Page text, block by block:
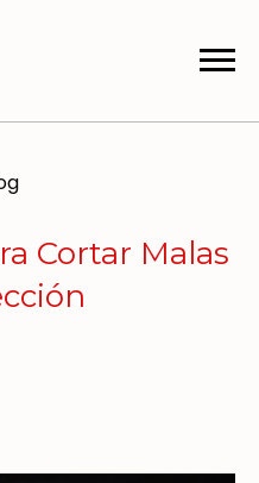
Cortar Malas